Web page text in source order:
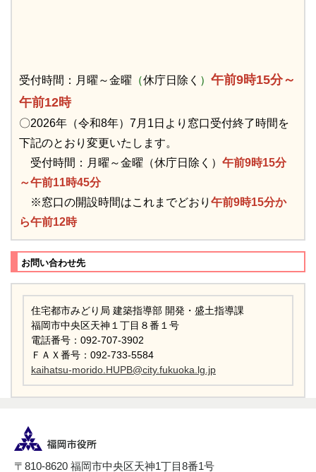
受付時間：月曜～金曜 （休庁日除く ） 午前9時15分～
午前12時
〇2026年（令和8年）7月1日より窓口受付終了時間を
下記のとおり変更いたします。
受付時間：月曜～金曜（休庁日除く） 午前9時15分
～午前11時45分
※窓口の開設時間はこれまでどおり 午前9時15分か
ら午前12時
お問い合わせ先
住宅都市みどり局 建築指導部 開発・盛土指導課
福岡市中央区天神１丁目８番１号
電話番号：092-707-3902
ＦＡＸ番号：092-733-5584
kaihatsu-morido.HUPB@city.fukuoka.lg.jp
〒810-8620 福岡市中央区天神1丁目8番1号